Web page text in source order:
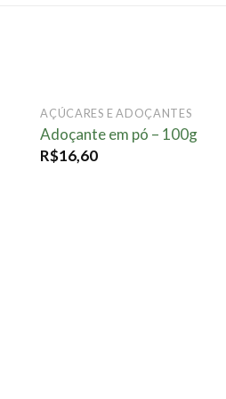
FORA DE
AÇÚCARES E ADOÇANTES
Adoçante em pó – 100g
R$16,60